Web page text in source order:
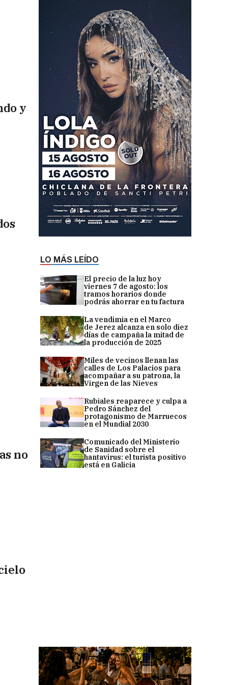
y
no
LO MÁS LEÍDO
El precio de la luz hoy
viernes 7 de agosto: los
tramos horarios donde
podrás ahorrar en tu factura
La vendimia en el Marco
de Jerez alcanza en solo diez
días de campaña la mitad de
la producción de 2025
Miles de vecinos llenan las
calles de Los Palacios para
acompañar a su patrona, la
Virgen de las Nieves
Rubiales reaparece y culpa a
Pedro Sánchez del
protagonismo de Marruecos
en el Mundial 2030
Comunicado del Ministerio
de Sanidad sobre el
hantavirus: el turista positivo
está en Galicia